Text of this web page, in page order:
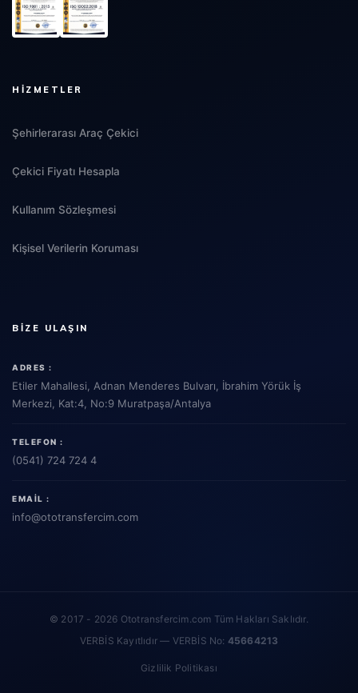
HIZMETLER
Şehirlerarası Araç Çekici
Çekici Fiyatı Hesapla
Kullanım Sözleşmesi
Kişisel Verilerin Koruması
BIZE ULAŞIN
ADRES :
Etiler Mahallesi, Adnan Menderes Bulvarı, İbrahim Yörük İş
Merkezi, Kat:4, No:9 Muratpaşa/Antalya
TELEFON :
(0541) 724 724 4
EMAIL :
info@ototransfercim.com
© 2017 - 2026 Ototransfercim.com Tüm Hakları Saklıdır.
VERBİS Kayıtlıdır — VERBİS No: 45664213
Gizlilik Politikası